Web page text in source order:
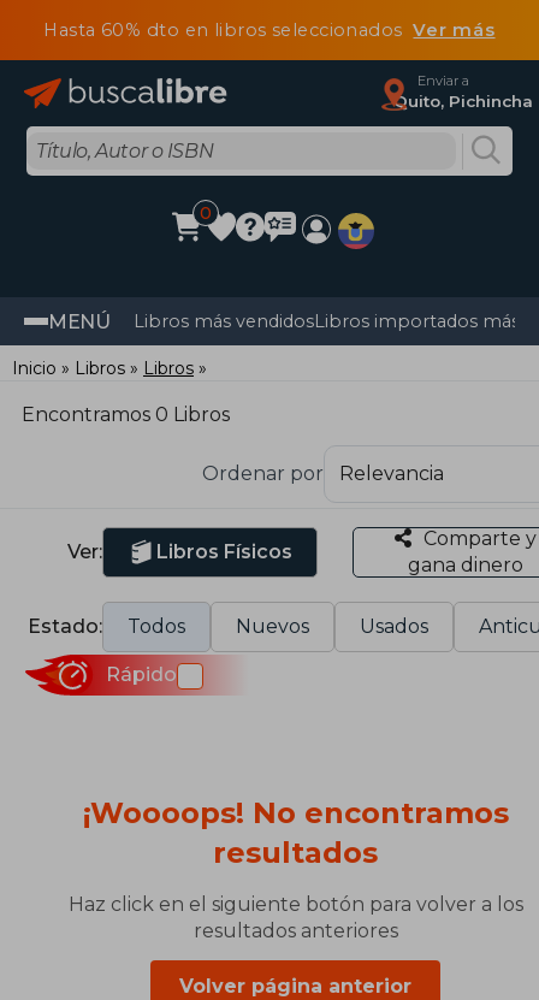
Hasta 60% dto en libros seleccionadosVer más
Enviar a
Quito, Pichincha
0
MENÚ Libros más vendidosLibros importados más
Inicio Libros Libros
Encontramos 0 Libros
Ordenar por
Ver: Libros Físicos
Comparte y
gana dinero
Estado: Todos Nuevos Usados
Rápido
¡Woooops! No encontramos
resultados
Haz click en el siguiente botón para volver a los
resultados anteriores
Volver página anterior